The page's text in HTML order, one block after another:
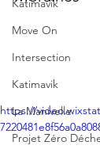
Katimavik
Move On
Intersection
Katimavik
La Manivelle
Projet Zéro
https://